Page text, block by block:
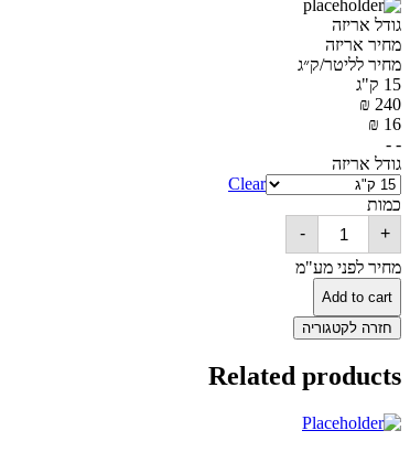
גודל אריזה
מחיר אריזה
מחיר לליטר/ק״ג
15 ק"ג
240
₪
16
₪
- -
גודל אריזה
Clear
כמות
-
דקוורט
quantity
+
מחיר לפני מע"מ
Add to cart
חזרה לקטגוריה
Related products